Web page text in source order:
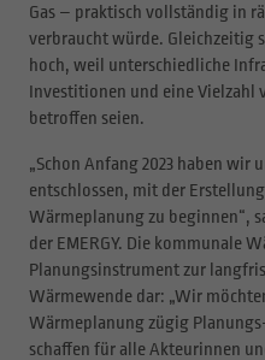
Gas – praktisch vollständig in
verbraucht würde. Gleichzeitig
hoch, weil unterschiedliche
Investitionen und eine Vielzahl
betroffen seien.
„Schon Anfang 2023 haben wir
entschlossen, mit der
Wärmeplanung zu beginnen“,
der EMERGY. Die kommunale
Planungsinstrument zur
Wärmewende dar: „Wir
Wärmeplanung zügig
schaffen für alle Akteurinnen